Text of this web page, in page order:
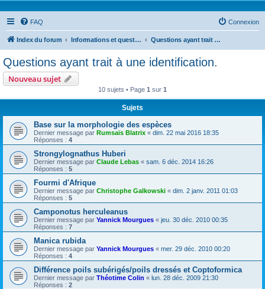
FAQ Connexion
Index du forum Informations et questions taxonomiques Questions ayant trait à une identification.
Questions ayant trait à une identification.
Nouveau sujet
10 sujets • Page 1 sur 1
Sujets
Base sur la morphologie des espèces
Dernier message par Rumsaïs Blatrix « dim. 22 mai 2016 18:35
Réponses : 4
Strongylognathus Huberi
Dernier message par Claude Lebas « sam. 6 déc. 2014 16:26
Réponses : 5
Fourmi d'Afrique
Dernier message par Christophe Galkowski « dim. 2 janv. 2011 01:03
Réponses : 5
Camponotus herculeanus
Dernier message par Yannick Mourgues « jeu. 30 déc. 2010 00:35
Réponses : 7
Manica rubida
Dernier message par Yannick Mourgues « mer. 29 déc. 2010 00:20
Réponses : 4
Différence poils subérigés/poils dressés et Coptoformica
Dernier message par Théotime Colin « lun. 28 déc. 2009 21:30
Réponses : 2